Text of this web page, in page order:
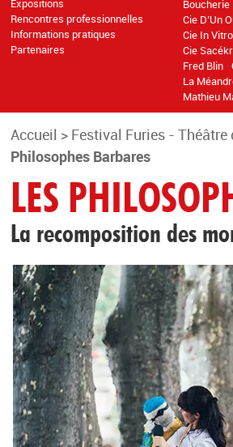
Rencontres professionnelles
Informations pratiques
Partenaires
Boucherie
Cie D’Un
Cie In
Cie
Fred Blin
La
Mathieu
Accueil > Festival Furies - Théâtre
Philosophes Barbares
LES
La recomposition des